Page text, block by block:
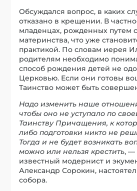
Обсуждался вопрос, в каких
отказано в крещении. В
младенцах, рожденных путем
материнства, что уже
практикой. По словам иерея
родителям необходимо
способ рождения детей не
Церковью. Если они готовы
Таинство может быть
Надо изменить наше
чтобы оно не уступало по
Таинству Причащения, к
либо подготовки никто не
Тогда и не будет возникать
можно или нельзя крестить, —
известный модернист и
Александр Сорокин,
собора.